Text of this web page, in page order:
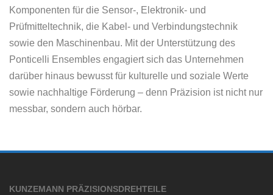
Komponenten für die Sensor-, Elektronik- und
Prüfmitteltechnik, die Kabel- und Verbindungstechnik
sowie den Maschinenbau. Mit der Unterstützung des
Ponticelli Ensembles engagiert sich das Unternehmen
darüber hinaus bewusst für kulturelle und soziale Werte
sowie nachhaltige Förderung – denn Präzision ist nicht nur
messbar, sondern auch hörbar.
KUNZEMANN PRÄZISIONSDREHTEILE